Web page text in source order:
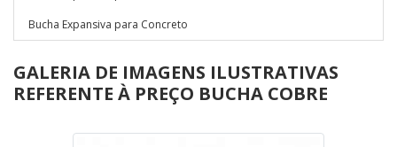
Bucha Expansiva para Concreto
GALERIA DE IMAGENS ILUSTRATIVAS
REFERENTE À PREÇO BUCHA COBRE